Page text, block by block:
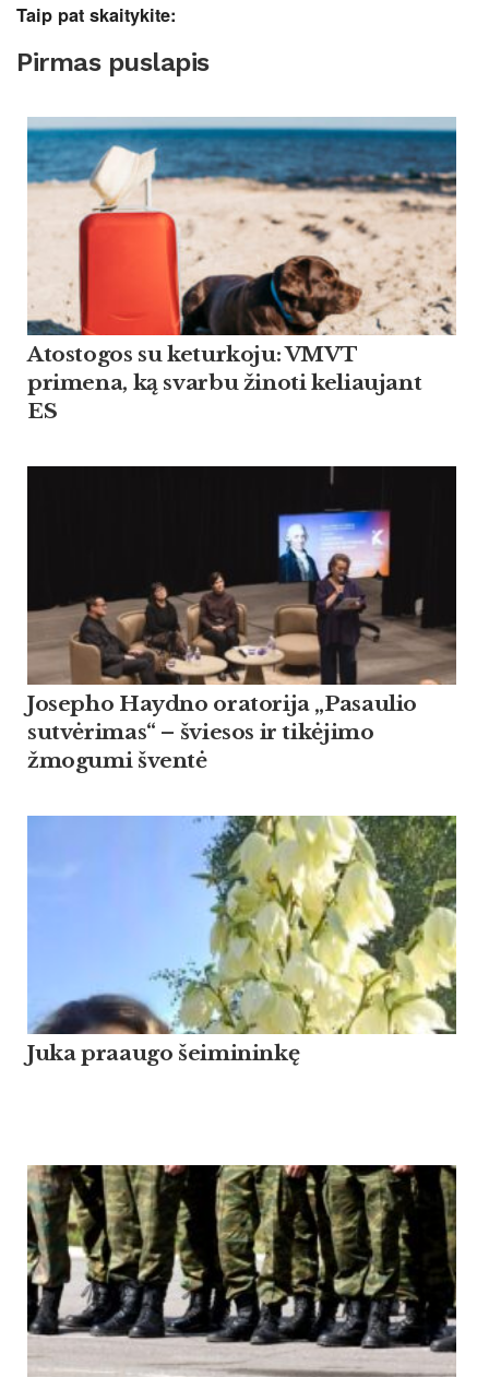
Taip pat skaitykite:
Pirmas puslapis
Atostogos su keturkoju: VMVT
primena, ką svarbu žinoti keliaujant
ES
Josepho Haydno oratorija „Pasaulio
sutvėrimas“ – šviesos ir tikėjimo
žmogumi šventė
Ju­ka praau­go šei­mi­ninkę